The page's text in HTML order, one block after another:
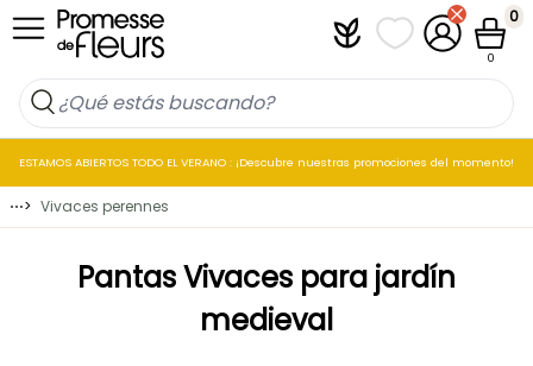
Ir al contenido PlantfitMis listas de
Mi cuenta
Cesta
0
0
ESTAMOS ABIERTOS TODO EL VERANO : ¡Descubre nuestras promociones del momento!
⋯> Vivaces perennes
Pantas Vivaces para jardín
medieval